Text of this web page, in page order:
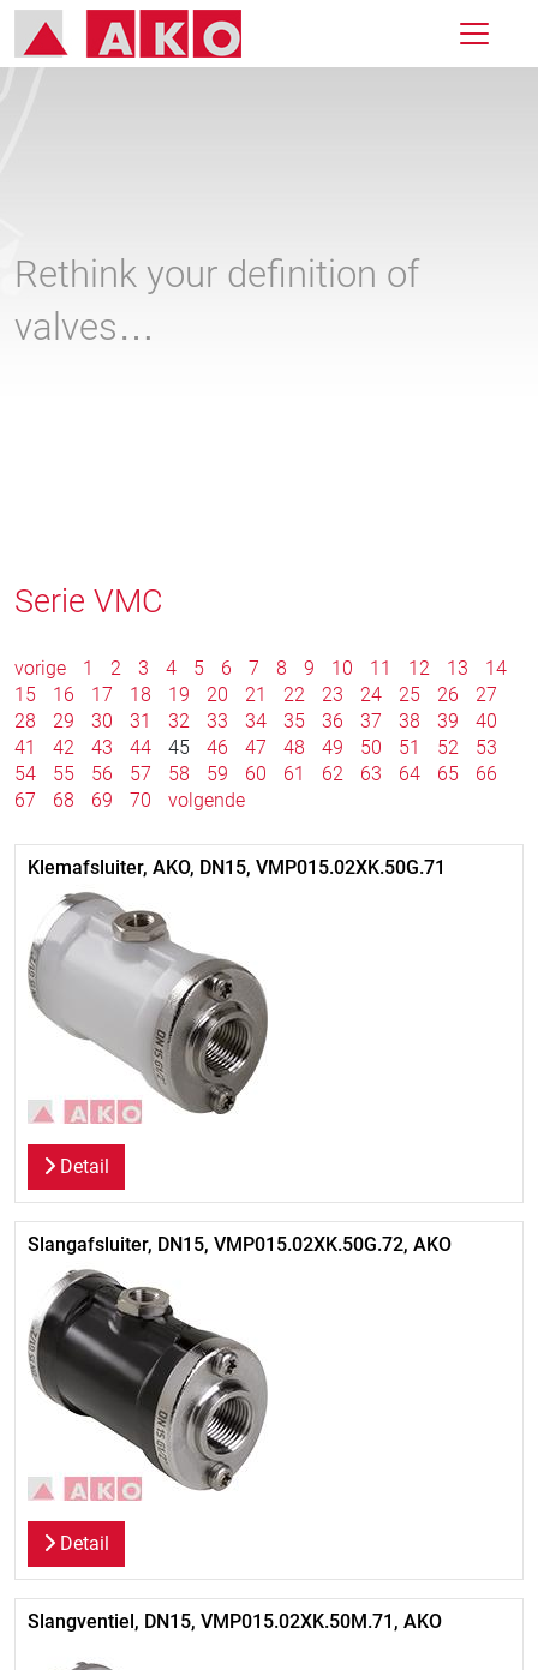
Rethink your definition of
valves…
Serie VMC
vorige 1 2 3 4 5 6 7 8 9 10 11 12 13
14
15
16 17 18 19 20 21 22 23 24 25 26
27
28
29 30 31 32 33 34 35 36 37 38 39
40
41
42 43 44 45 46 47 48 49 50 51 52
53
54
55 56 57 58 59 60 61 62 63 64 65
66
67
68 69 70 volgende
Klemafsluiter, AKO, DN15, VMP015.02XK.50G.71
Detail
Slangafsluiter, DN15, VMP015.02XK.50G.72, AKO
Detail
Slangventiel, DN15, VMP015.02XK.50M.71, AKO